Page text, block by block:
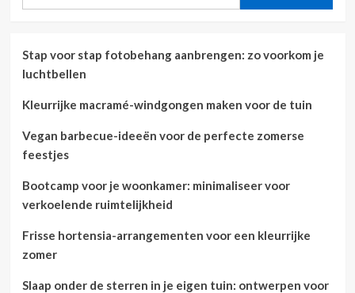
Stap voor stap fotobehang aanbrengen: zo voorkom je
luchtbellen
Kleurrijke macramé-windgongen maken voor de tuin
Vegan barbecue-ideeën voor de perfecte zomerse
feestjes
Bootcamp voor je woonkamer: minimaliseer voor
verkoelende ruimtelijkheid
Frisse hortensia-arrangementen voor een kleurrijke
zomer
Slaap onder de sterren in je eigen tuin: ontwerpen voor